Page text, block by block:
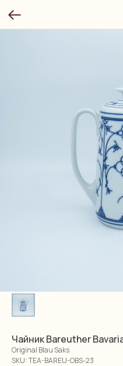
Чайник Bareuther
Original Blau Saks
SKU:TEA-BAREU-OBS-23